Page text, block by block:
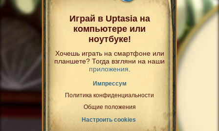
Играй в Uptasia на
компьютере или
ноутбуке!
Хочешь играть на смартфоне или
планшете? Тогда взгляни на наши
приложения
Импрессум
Политика конфиденциальности
Общие положения
Настроить cookies